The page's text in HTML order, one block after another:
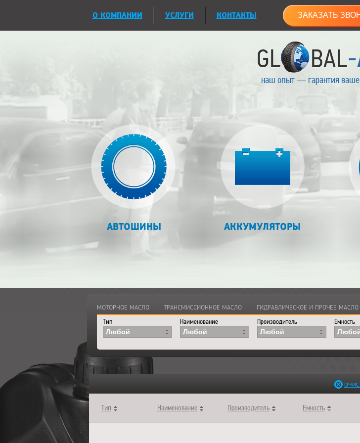
О КОМПАНИИ УСЛУГИ КОНТАКТЫ ЗАКАЗАТЬ
наш опыт — гарантия
АВТОШИНЫ АККУМУЛЯТОРЫ
МОТОРНОЕ МАСЛО ТРАНСМИССИОННОЕ МАСЛО ГИДРАВЛИЧЕСКОЕ И ПРОЧЕЕ МАСЛО
Тип
Любой
Наименование
Любой
Производитель
Любой
Емкость
Тип Наименование Производитель Емкость